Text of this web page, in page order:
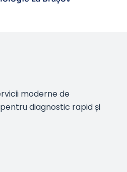
moderne de
diagnostic rapid și